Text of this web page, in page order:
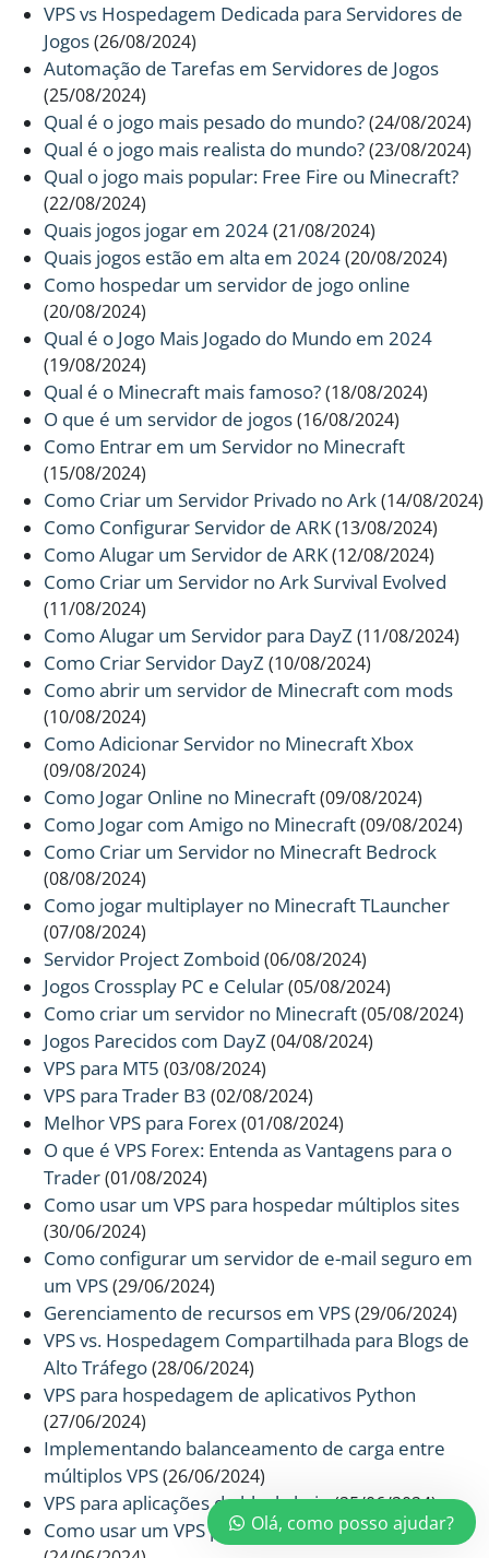
VPS vs Hospedagem Dedicada para Servidores de
Jogos(26/08/2024)
Automação de Tarefas em Servidores de Jogos
(25/08/2024)
Qual é o jogo mais pesado do mundo?(24/08/2024)
Qual é o jogo mais realista do mundo?(23/08/2024)
Qual o jogo mais popular: Free Fire ou Minecraft?
(22/08/2024)
Quais jogos jogar em 2024(21/08/2024)
Quais jogos estão em alta em 2024(20/08/2024)
Como hospedar um servidor de jogo online
(20/08/2024)
Qual é o Jogo Mais Jogado do Mundo em 2024
(19/08/2024)
Qual é o Minecraft mais famoso?(18/08/2024)
O que é um servidor de jogos(16/08/2024)
Como Entrar em um Servidor no Minecraft
(15/08/2024)
Como Criar um Servidor Privado no Ark(14/08/2024)
Como Configurar Servidor de ARK(13/08/2024)
Como Alugar um Servidor de ARK(12/08/2024)
Como Criar um Servidor no Ark Survival Evolved
(11/08/2024)
Como Alugar um Servidor para DayZ (11/08/2024)
Como Criar Servidor DayZ (10/08/2024)
Como abrir um servidor de Minecraft com mods
(10/08/2024)
Como Adicionar Servidor no Minecraft Xbox
(09/08/2024)
Como Jogar Online no Minecraft(09/08/2024)
Como Jogar com Amigo no Minecraft(09/08/2024)
Como Criar um Servidor no Minecraft Bedrock
(08/08/2024)
Como jogar multiplayer no Minecraft TLauncher
(07/08/2024)
Servidor Project Zomboid (06/08/2024)
Jogos Crossplay PC e Celular(05/08/2024)
Como criar um servidor no Minecraft(05/08/2024)
Jogos Parecidos com DayZ (04/08/2024)
VPS para MT5 (03/08/2024)
VPS para Trader B3 (02/08/2024)
Melhor VPS para Forex(01/08/2024)
O que é VPS Forex: Entenda as Vantagens para o
Trader(01/08/2024)
Como usar um VPS para hospedar múltiplos sites
(30/06/2024)
Como configurar um servidor de e-mail seguro em
um VPS(29/06/2024)
Gerenciamento de recursos em VPS(29/06/2024)
VPS vs. Hospedagem Compartilhada para Blogs de
Alto Tráfego(28/06/2024)
VPS para hospedagem de aplicativos Python
(27/06/2024)
Implementando balanceamento de carga entre
múltiplos VPS(26/06/2024)
VPS para aplicações de blockchain(25/06/2024)
Como usar um VPS para criar uma VPN pessoal
Olá, como posso ajudar?